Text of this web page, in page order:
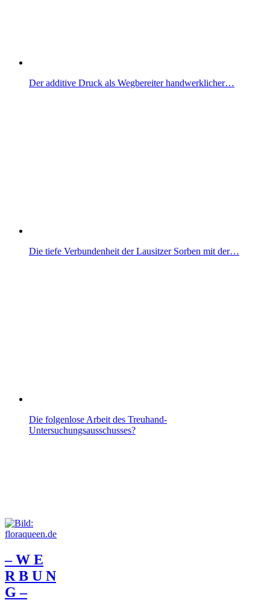
Der additive Druck als Wegbereiter handwerklicher…
Die tiefe Verbundenheit der Lausitzer Sorben mit der…
Die folgenlose Arbeit des Treuhand-
Untersuchungsausschusses?
– W Ε
R Β U Ν
G –